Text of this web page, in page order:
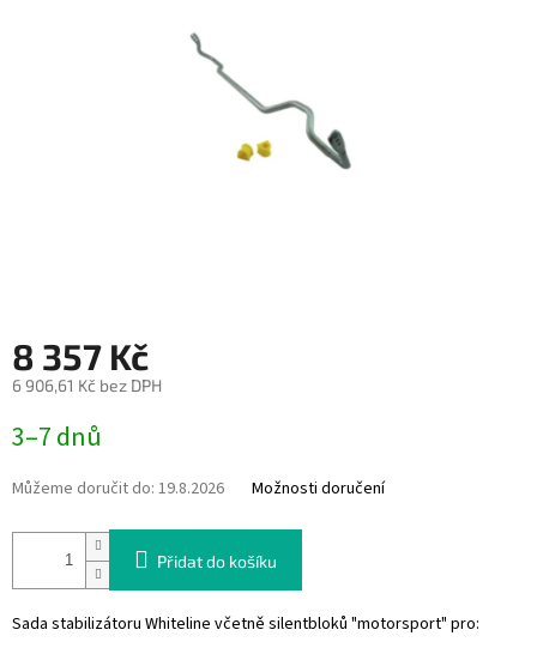
8 357 Kč
6 906,61 Kč bez DPH
cena:
3–7 dnů
Můžeme doručit do: 19.8.2026 Možnosti doručení
Přidat do košíku
Sada stabilizátoru Whiteline včetně silentbloků "motorsport" pro: